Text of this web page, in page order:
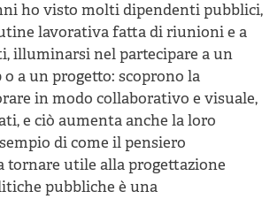
ho visto molti dipendenti pubblici,
lavorativa fatta di riunioni e a
illuminarsi nel partecipare a un
a un progetto: scoprono la
in modo collaborativo e visuale,
e ciò aumenta anche la loro
di come il pensiero
tornare utile alla progettazione
pubbliche è una